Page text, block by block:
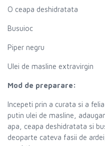
O ceapa deshidratata
Busuioc
Piper negru
Ulei de masline extravirgin
Mod de preparare:
Incepeti prin a curata si a
putin ulei de masline,
apa, ceapa deshidratata si
deoparte cateva fasii de